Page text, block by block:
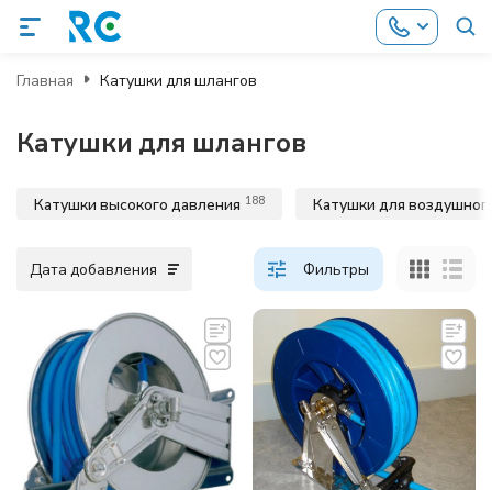
Главная Катушки для шлангов
Катушки для шлангов
Катушки высокого давления 188 Катушки для
Дата добавления Фильтры